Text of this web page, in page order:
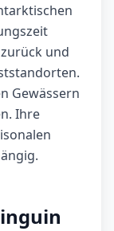
und
Gewässern
Ihre